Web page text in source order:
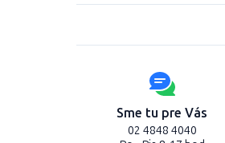
Sme tu pre Vás
02 4848 4040